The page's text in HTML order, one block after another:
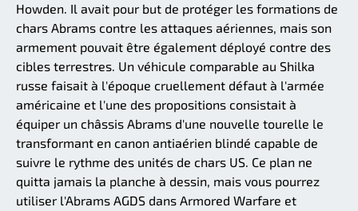
Howden. Il avait pour but de protéger les formations de
chars Abrams contre les attaques aériennes, mais son
armement pouvait être également déployé contre des
cibles terrestres. Un véhicule comparable au Shilka
russe faisait à l'époque cruellement défaut à l'armée
américaine et l'une des propositions consistait à
équiper un châssis Abrams d'une nouvelle tourelle le
transformant en canon antiaérien blindé capable de
suivre le rythme des unités de chars US. Ce plan ne
quitta jamais la planche à dessin, mais vous pourrez
utiliser l'Abrams AGDS dans Armored Warfare et